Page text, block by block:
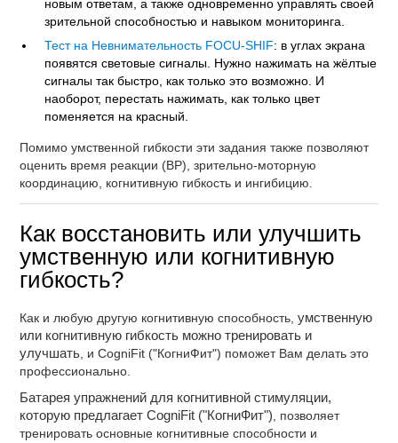
новым ответам, а также одновременно управлять своей
зрительной способностью и навыком мониторинга.
Тест на Невнимательность FOCU-SHIF: в углах экрана
появятся световые сигналы. Нужно нажимать на жёлтые
сигналы так быстро, как только это возможно. И
наоборот, перестать нажимать, как только цвет
поменяется на красный.
Помимо умственной гибкости эти задания также позволяют
оценить время реакции (ВР), зрительно-моторную
координацию, когнитивную гибкость и ингибицию.
Как восстановить или улучшить
умственную или когнитивную
гибкость?
Как и любую другую когнитивную способность,умственную
или когнитивную гибкость можно тренировать и
улучшать , и CogniFit ("КогниФит") поможет Вам делать это
профессионально.
Батарея упражнений для когнитивной стимуляции,
которую предлагает CogniFit ("КогниФит") , позволяет
тренировать основные когнитивные способности и